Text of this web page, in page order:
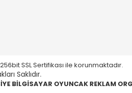
SSL Sertifikası ile korunmaktadır.
Saklıdır.
BİLGİSAYAR OYUNCAK REKLAM